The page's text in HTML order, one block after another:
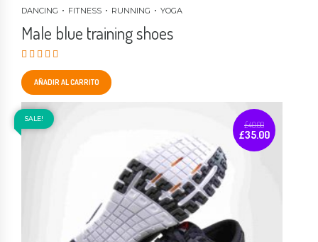
DANCING FITNESS RUNNING YOGA
Male blue training shoes
AÑADIR AL CARRITO
SALE!
£40.00
£35.00